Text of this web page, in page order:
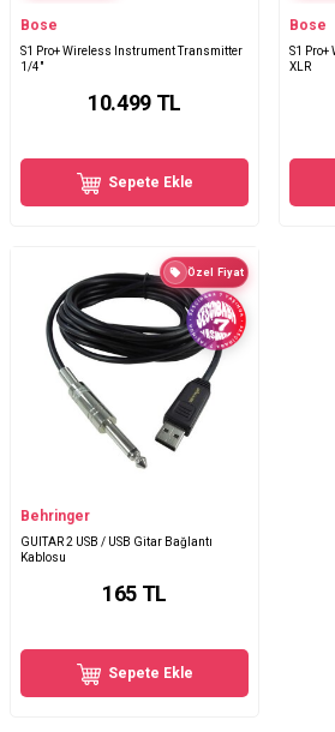
Bose
S1 Pro+ Wireless Instrument Transmitter
1/4"
10.499TL
Sepete Ekle
Bose
S1
XLR
Özel Fiyat
Behringer
GUITAR 2 USB / USB Gitar Bağlantı
Kablosu
165 TL
Sepete Ekle